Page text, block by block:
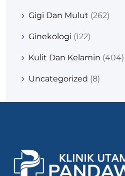
Gigi Dan Mulut (262)
Ginekologi (122)
Kulit Dan Kelamin (404)
Uncategorized (8)